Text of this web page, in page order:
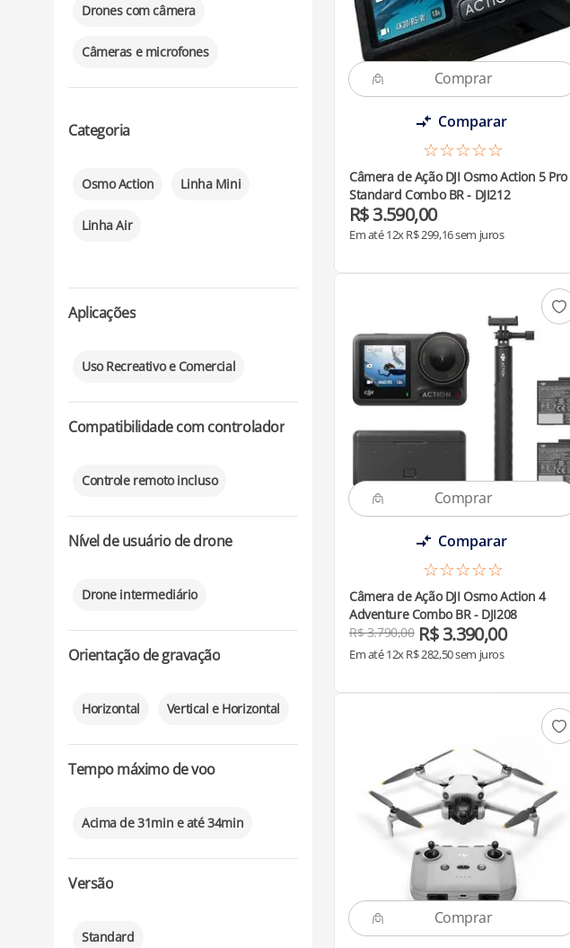
Drones com câmera
Câmeras e microfones
Categoria
Osmo Action Linha Mini
Linha Air
Aplicações
Uso Recreativo e Comercial
Compatibilidade com controlador
Controle remoto incluso
Nível de usuário de drone
Drone intermediário
Orientação de gravação
Horizontal Vertical e Horizontal
Tempo máximo de voo
Acima de 31min e até 34min
Versão
Standard
Comparar
☆☆☆☆☆
Câmera de Ação DJI Osmo Action 5 Pro
Standard Combo BR - DJI212
R$3.590,00
Em até12xR$299,16sem juros
Comparar
☆☆☆☆☆
Câmera de Ação DJI Osmo Action 4
Adventure Combo BR - DJI208
R$3.790,00 R$ 3.390,00
Em até12xR$282,50sem juros